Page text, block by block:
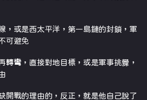
，或是西太平洋，第一島鏈的封鎖，軍
可避免
轉彎，直接對地目標，或是軍事挑釁，
開戰的理由的，反正，就是他自己說了